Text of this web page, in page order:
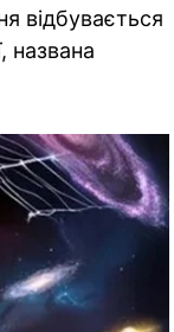
відбувається
названа